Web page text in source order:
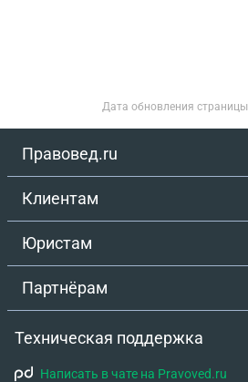
Дата обновления страницы
Правовед.ru
Клиентам
Юристам
Партнёрам
Техническая поддержка
Написать в чате на Pravoved.ru